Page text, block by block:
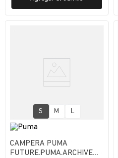
S M L
CAMPERA PUMA
FUTURE.PUMA.ARCHIVE